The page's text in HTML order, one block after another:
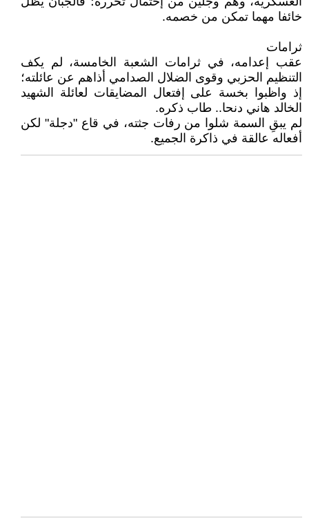
خائفا مهما تمكن من خصمه.
ثرامات
عقب إعدامه، في ثرامات الشعبة الخامسة، لم يكف
التنظيم الحزبي وقوى الضلال الصدامي أذاهم عن عائلته؛
إذ واظبوا بخسة على إفتعال المضايقات لعائلة الشهيد
الخالد هاني دنحا.. طاب ذكره.
لم يبقِ السمة شلوا من رفات جثته، في قاع "دجلة" لكن
أفعاله عالقة في ذاكرة الجميع.